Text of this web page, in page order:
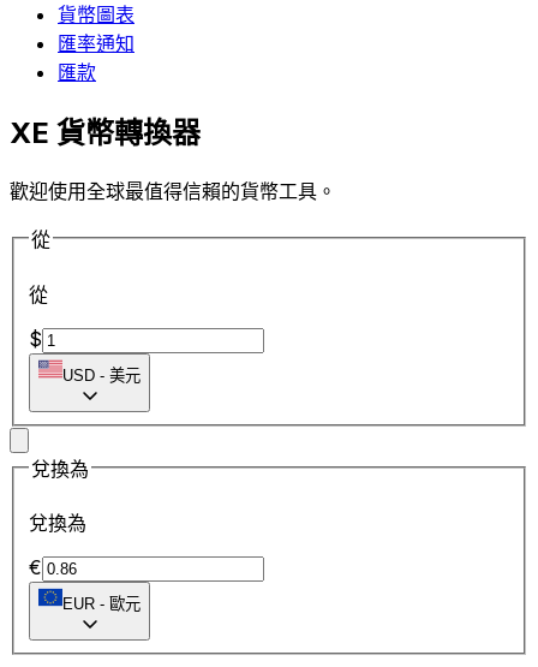
貨幣圖表
匯率通知
匯款
XE 貨幣轉換器
歡迎使用全球最值得信賴的貨幣工具。
從
從
$
USD - 美元
兌換為
兌換為
€
EUR - 歐元